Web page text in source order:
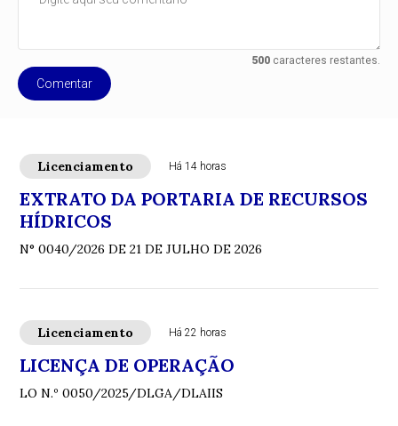
500caracteres restantes.
Comentar
Licenciamento Há 14 horas
EXTRATO DA PORTARIA DE RECURSOS
HÍDRICOS
N° 0040/2026 DE 21 DE JULHO DE 2026
Licenciamento Há 22 horas
LICENÇA DE OPERAÇÃO
LO N.º 0050/2025/DLGA/DLAIIS